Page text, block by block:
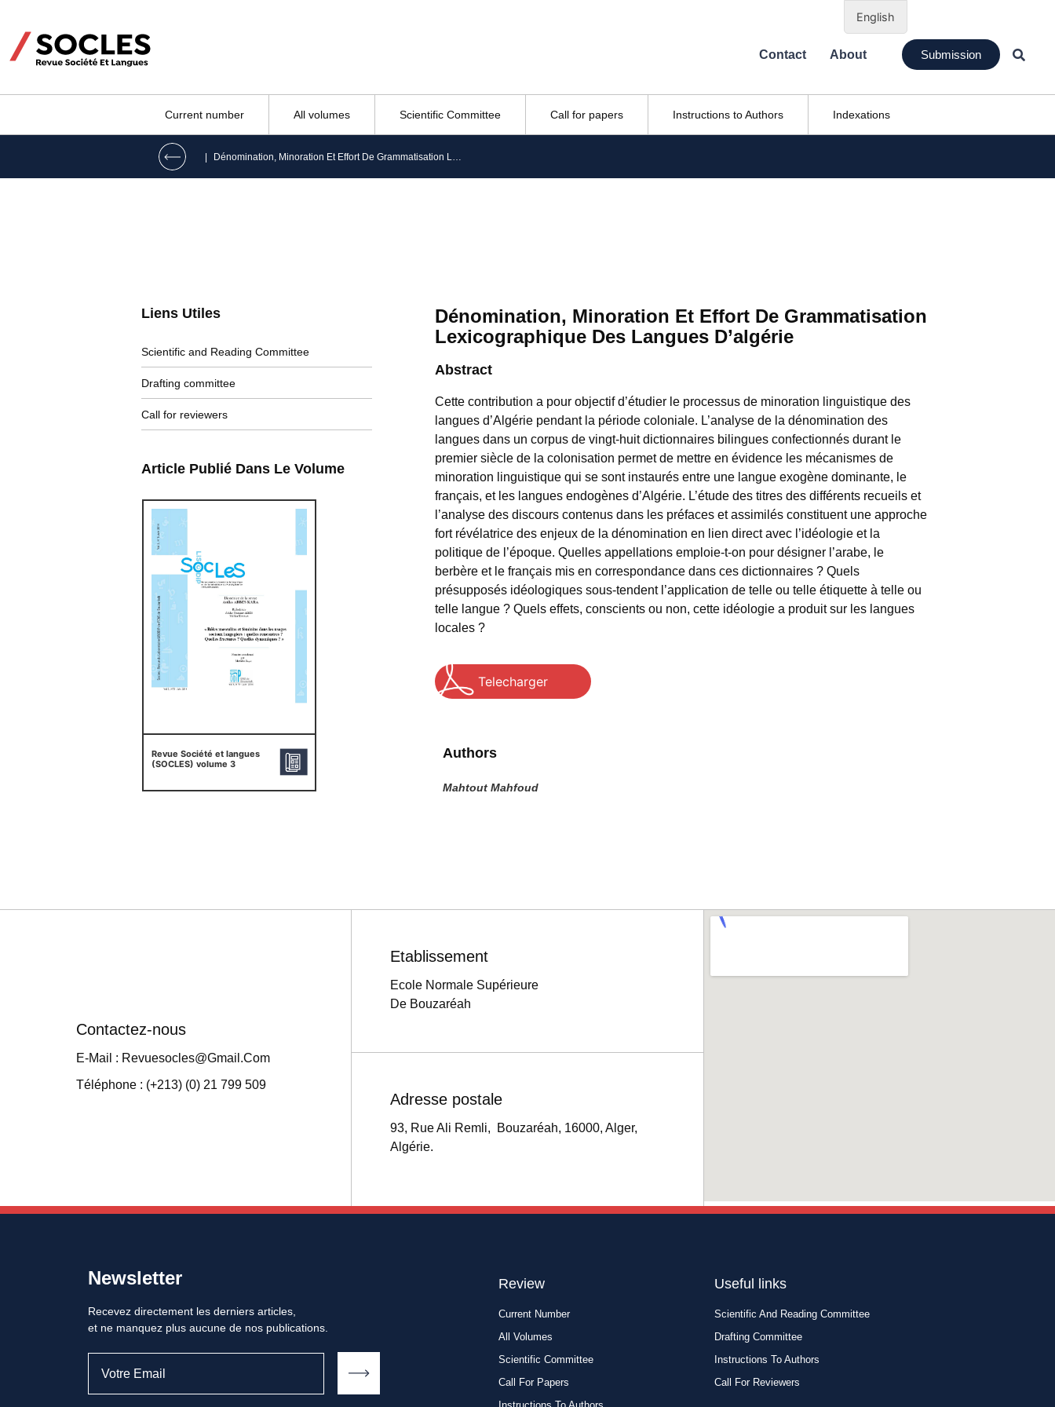
Contact About Submission
Current number All volumes Scientific Committee Call for papers Instructions to Authors Indexations
| Dénomination, Minoration Et Effort De Grammatisation Lexicographique Des Langues D’algérie
Liens Utiles
Scientific and Reading Committee
Drafting committee
Call for reviewers
Article Publié Dans Le Volume
Revue Société et langues
(SOCLES) volume 3
Dénomination, Minoration Et Effort De Grammatisation
Lexicographique Des Langues D’algérie
Abstract
Cette contribution a pour objectif d’étudier le processus de minoration linguistique des
langues d’Algérie pendant la période coloniale. L’analyse de la dénomination des
langues dans un corpus de vingt-huit dictionnaires bilingues confectionnés durant le
premier siècle de la colonisation permet de mettre en évidence les mécanismes de
minoration linguistique qui se sont instaurés entre une langue exogène dominante, le
français, et les langues endogènes d’Algérie. L’étude des titres des différents recueils et
l’analyse des discours contenus dans les préfaces et assimilés constituent une approche
fort révélatrice des enjeux de la dénomination en lien direct avec l’idéologie et la
politique de l’époque. Quelles appellations emploie-t-on pour désigner l’arabe, le
berbère et le français mis en correspondance dans ces dictionnaires ? Quels
présupposés idéologiques sous-tendent l’application de telle ou telle étiquette à telle ou
telle langue ? Quels effets, conscients ou non, cette idéologie a produit sur les langues
locales ?
Telecharger
Authors
Mahtout Mahfoud
Contactez-nous
E-Mail : Revuesocles@gmail.com
Téléphone : (+213) (0) 21 799 509
Etablissement
Ecole Normale Supérieure
De Bouzaréah
Adresse postale
93, Rue Ali Remli, Bouzaréah, 16000, Alger,
Algérie.
Newsletter
Recevez directement les derniers articles,
et ne manquez plus aucune de nos publications.
Review
Current Number
All Volumes
Scientific Committee
Call For Papers
Useful links
Scientific And Reading Committee
Drafting Committee
Instructions To Authors
Call For Reviewers
English